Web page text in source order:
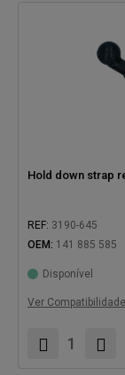
Hold down strap
REF: 3190-645
OEM: 141 885 585
Disponível
Ver Compatibilidade